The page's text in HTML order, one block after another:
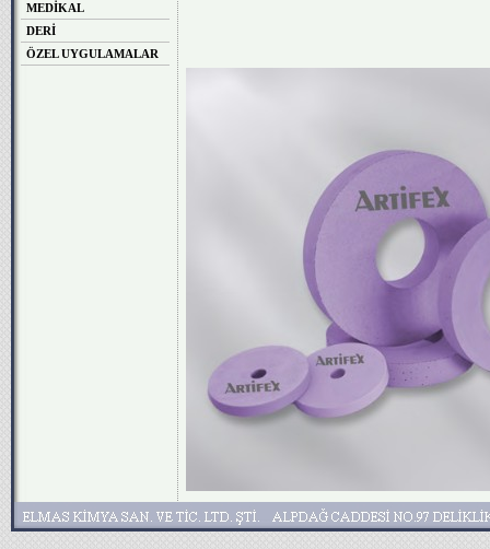
MEDİKAL
DERİ
ÖZEL UYGULAMALAR